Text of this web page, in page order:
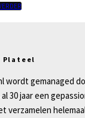
Plateel
wordt gemanaged
30 jaar een
verzamelen